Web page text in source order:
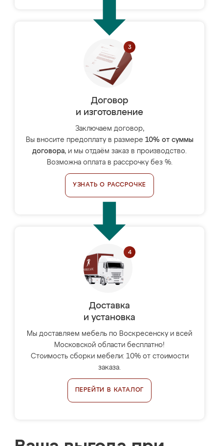
Договор
и изготовление
Заключаем договор,
Вы вносите предоплату в размере 10% от суммы
договора, и мы отдаём заказ в производство.
Возможна оплата в рассрочку без %.
УЗНАТЬ О РАССРОЧКЕ
Доставка
и установка
Мы доставляем мебель по Воскресенску и всей
Московской области бесплатно!
Стоимость сборки мебели: 10% от стоимости
заказа.
ПЕРЕЙТИ В КАТАЛОГ